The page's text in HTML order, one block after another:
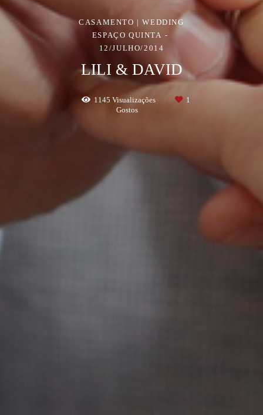
CASAMENTO | WEDDING
ESPAÇO QUINTA
12/JULHO/2014
LILI & DAVID
1145 Visualizações
1
Gostos